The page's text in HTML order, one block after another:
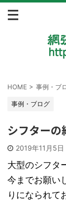
HOME > 事例・ブ
事例・ブログ
シフターの
2019年11月5日
大型のシフタ
今までお願い
りになられて